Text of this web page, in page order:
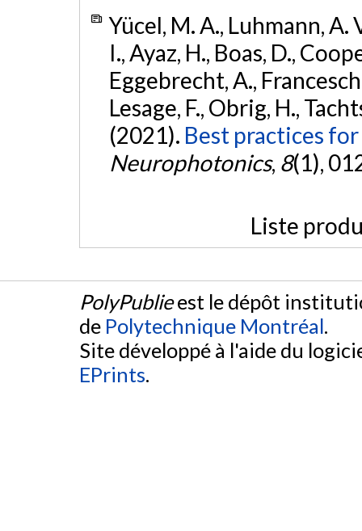
Yücel, M. A., Luhmann, A.
I., Ayaz, H., Boas, D.,
Eggebrecht, A.,
Lesage, F., Obrig, H.,
(2021). Best practices
Neurophotonics, 8(1),
Liste
PolyPublieest le dépôt
de Polytechnique Montréal.
Site développé à l'aide du
EPrints.